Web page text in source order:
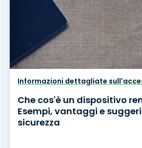
Informazioni dettagliate
Che cos'è un dispositivo
Esempi, vantaggi e
sicurezza